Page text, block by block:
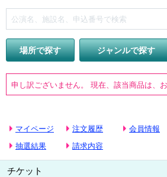
場所で探す
ジャンルで探す
申し訳ございません。 現在、該当商品は、
マイページ 注文履歴
会員情報
抽選結果
請求内容
チケット